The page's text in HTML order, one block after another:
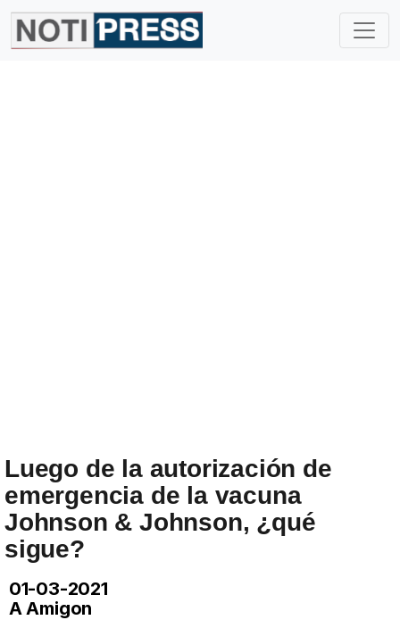
Luego de la autorización de
emergencia de la vacuna
Johnson & Johnson, ¿qué
sigue?
01-03-2021
A Amigon